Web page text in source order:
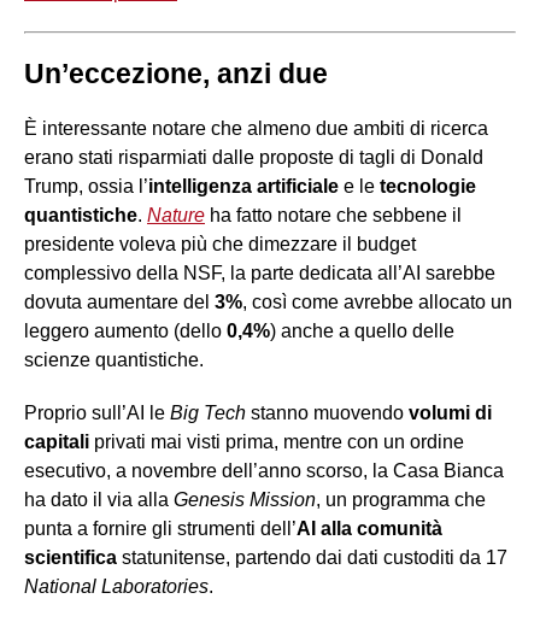
Un’eccezione, anzi due
È interessante notare che almeno due ambiti di ricerca
erano stati risparmiati dalle proposte di tagli di Donald
Trump, ossia l’intelligenza artificiale e le tecnologie
quantistiche. Nature ha fatto notare che sebbene il
presidente voleva più che dimezzare il budget
complessivo della NSF, la parte dedicata all’AI sarebbe
dovuta aumentare del 3%, così come avrebbe allocato un
leggero aumento (dello 0,4%) anche a quello delle
scienze quantistiche.
Proprio sull’AI le Big Tech stanno muovendo volumi di
capitali privati mai visti prima, mentre con un ordine
esecutivo, a novembre dell’anno scorso, la Casa Bianca
ha dato il via alla Genesis Mission, un programma che
punta a fornire gli strumenti dell’AI alla comunità
scientifica statunitense, partendo dai dati custoditi da 17
National Laboratories.